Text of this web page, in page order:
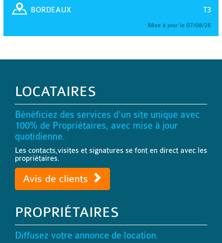
T3
BORDEAUX
Mise à jour le 07/08/26
LOCATAIRES
Bénéficiez des services d'un site unique avec
100% de Propriétaires, avec mise à jour
quotidienne.
Les contacts,visites et signatures se font en direct avec les
propriétaires.
Avis de clients
PROPRIÉTAIRES
Diffusez votre annonce de location.